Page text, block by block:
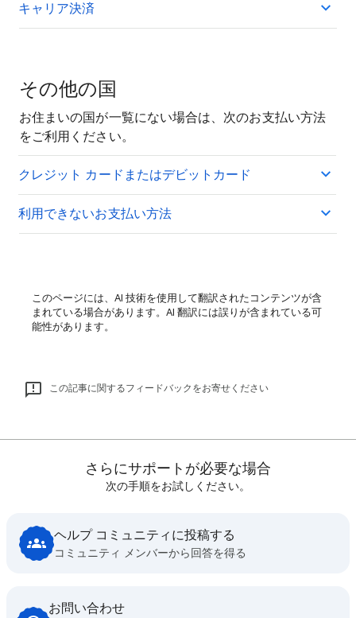
キャリア決済
その他の国
お住まいの国が一覧にない場合は、次のお支払い方法
をご利用ください。
クレジット カードまたはデビットカード
利用できないお支払い方法
このページには、AI 技術を使用して翻訳されたコンテンツが含
まれている場合があります。AI 翻訳には誤りが含まれている可
能性があります。
この記事に関するフィードバックをお寄せください
さらにサポートが必要な場合
次の手順をお試しください。
ヘルプ コミュニティに投稿する
コミュニティ メンバーから回答を得る
お問い合わせ